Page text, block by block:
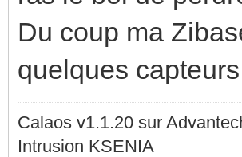
Du coup ma
quelques
Calaos v1.1.20 sur
Intrusion KSENIA